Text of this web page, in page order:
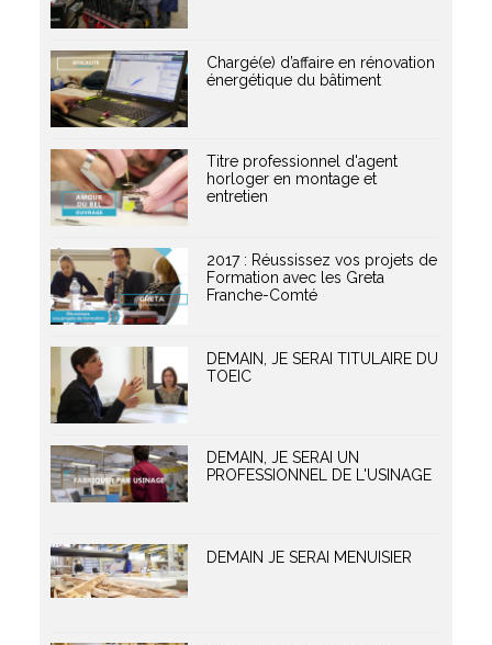
Chargé(e) d’affaire en rénovation
énergétique du bâtiment
Titre professionnel d'agent
horloger en montage et
entretien
2017 : Réussissez vos projets de
Formation avec les Greta
Franche-Comté
DEMAIN, JE SERAI TITULAIRE DU
TOEIC
DEMAIN, JE SERAI UN
PROFESSIONNEL DE L'USINAGE
DEMAIN JE SERAI MENUISIER